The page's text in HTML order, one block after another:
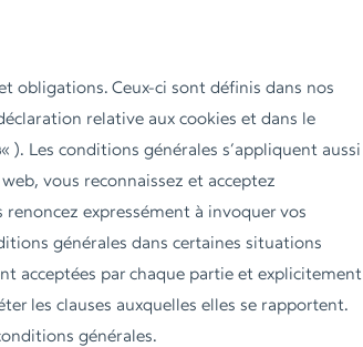
obligations. Ceux-ci sont définis dans nos
relative aux cookies et dans le
« ). Les conditions générales s’appliquent aussi
vous reconnaissez et acceptez
expressément à invoquer vos
générales dans certaines situations
acceptées par chaque partie et explicitement
les clauses auxquelles elles se rapportent.
générales.